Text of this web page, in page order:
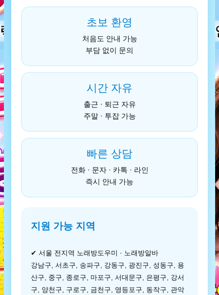
초보 환영
처음도 안내 가능
부담 없이 문의
시간 자유
출근 · 퇴근 자유
주말 · 투잡 가능
빠른 상담
전화 · 문자 · 카톡 · 라인
즉시 안내 가능
지원 가능 지역
✔ 서울 전지역 노래방도우미 · 노래방알바
강남구, 서초구, 송파구, 강동구, 광진구, 성동구, 용
산구, 중구, 종로구, 마포구, 서대문구, 은평구, 강서
구, 양천구, 구로구, 금천구, 영등포구, 동작구, 관악